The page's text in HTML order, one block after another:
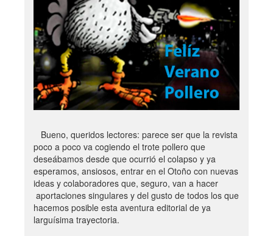
Bueno, queridos lectores: parece ser que la revista
poco a poco va cogiendo el trote pollero que
deseábamos desde que ocurrió el colapso y ya
esperamos, ansiosos, entrar en el Otoño con nuevas
ideas y colaboradores que, seguro, van a hacer
aportaciones singulares y del gusto de todos los que
hacemos posible esta aventura editorial de ya
larguísima trayectoria.